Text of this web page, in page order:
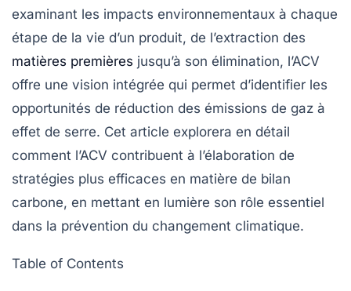
examinant les impacts environnementaux à chaque
étape de la vie d’un produit, de l’extraction des
matières premières jusqu’à son élimination, l’ACV
offre une vision intégrée qui permet d’identifier les
opportunités de réduction des émissions de gaz à
effet de serre. Cet article explorera en détail
comment l’ACV contribuent à l’élaboration de
stratégies plus efficaces en matière de bilan
carbone, en mettant en lumière son rôle essentiel
dans la prévention du changement climatique.
Table of Contents